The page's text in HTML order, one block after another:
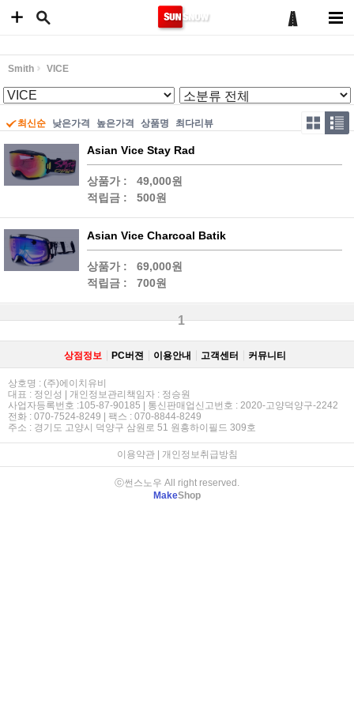
Smith VICE
최신순 낮은가격 높은가격 상품명 최다리뷰
Asian Vice Stay Rad
상품가 :
49,000원
적립금 :
500원
Asian Vice Charcoal Batik
상품가 :
69,000원
적립금 :
700원
1
상점정보 PC버젼 이용안내 고객센터 커뮤니티
상호명 : (주)에이치유비
대표 : 정인성 | 개인정보관리책임자 : 정승원
사업자등록번호 :105-87-90185 | 통신판매업신고번호 : 2020-고양덕양구-2242
전화 : 070-7524-8249 | 팩스 : 070-8844-8249
주소 : 경기도 고양시 덕양구 삼원로 51 원흥하이필드 309호
이용약관| 개인정보취급방침
ⓒ썬스노우 All right reserved.
MakeShop